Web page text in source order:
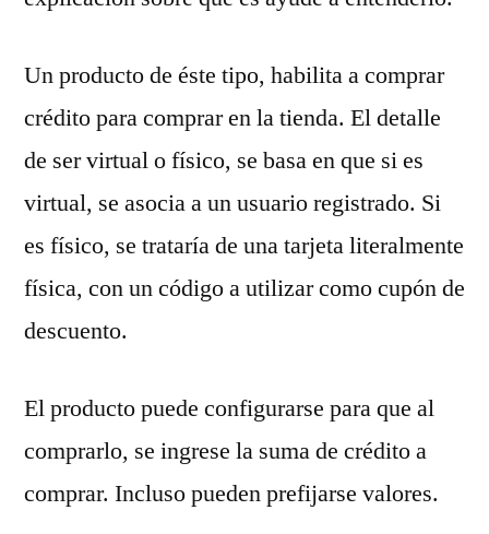
Un producto de éste tipo, habilita a comprar
crédito para comprar en la tienda. El detalle
de ser virtual o físico, se basa en que si es
virtual, se asocia a un usuario registrado. Si
es físico, se trataría de una tarjeta literalmente
física, con un código a utilizar como cupón de
descuento.
El producto puede configurarse para que al
comprarlo, se ingrese la suma de crédito a
comprar. Incluso pueden prefijarse valores.